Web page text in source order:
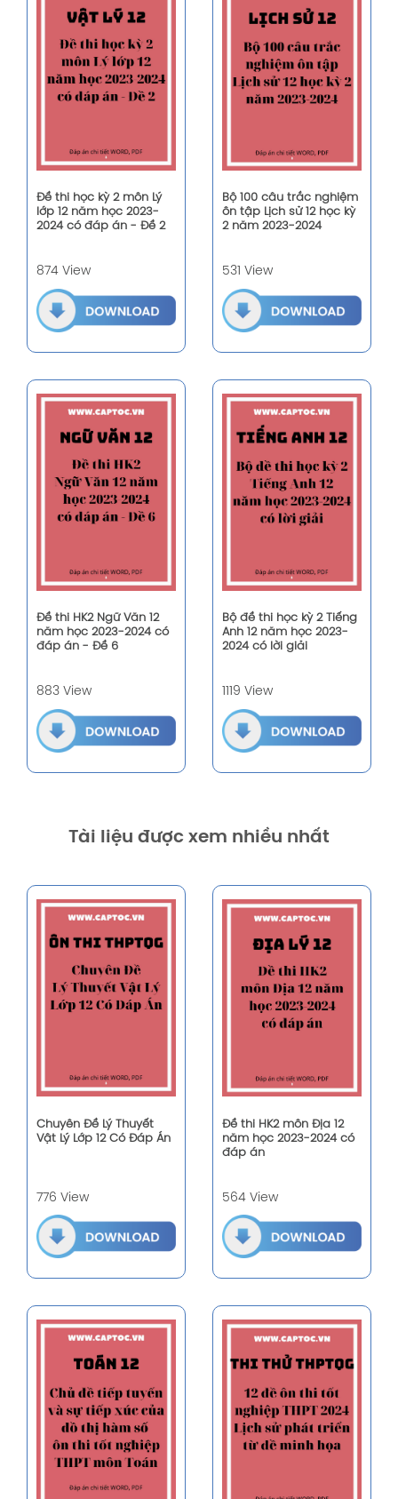
Đề thi học kỳ 2 môn Lý
lớp 12 năm học 2023-
2024 có đáp án - Đề 2
874 View
Bộ 100 câu trắc nghiệm
ôn tập Lịch sử 12 học kỳ
2 năm 2023-2024
531 View
Đề thi HK2 Ngữ Văn 12
năm học 2023-2024 có
đáp án - Đề 6
883 View
Bộ đề thi học kỳ 2 Tiếng
Anh 12 năm học 2023-
2024 có lời giải
1119 View
Tài liệu được xem nhiều nhất
Chuyên Đề Lý Thuyết
Vật Lý Lớp 12 Có Đáp Án
776 View
Đề thi HK2 môn Địa 12
năm học 2023-2024 có
đáp án
564 View